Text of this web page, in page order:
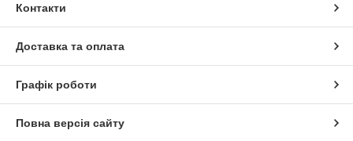
Контакти
Доставка та оплата
Графік роботи
Повна версія сайту